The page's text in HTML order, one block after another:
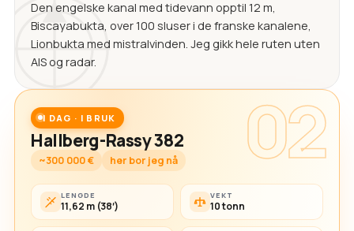
Den engelske kanal med tidevann opptil 12 m,
Biscayabukta, over 100 sluser i de franske kanalene,
Lionbukta med mistralvinden. Jeg gikk hele ruten uten
AIS og radar.
02
I DAG · I BRUK
Hallberg-Rassy 382
~300 000 € her bor jeg nå
LENGDE
11,62 m (38′)
VEKT
10 tonn